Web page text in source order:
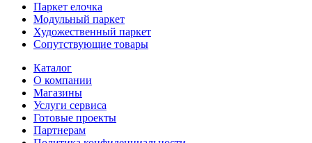
Паркет елочка
Модульный паркет
Художественный паркет
Сопутствующие товары
Каталог
О компании
Магазины
Услуги сервиса
Готовые проекты
Партнерам